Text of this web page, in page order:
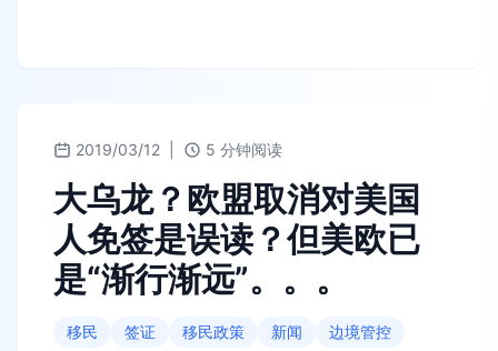
2019/03/12 5 分钟阅读
大乌龙？欧盟取消对美国
人免签是误读？但美欧已
是“渐行渐远”。。。
移民 签证 移民政策 新闻 边境管控